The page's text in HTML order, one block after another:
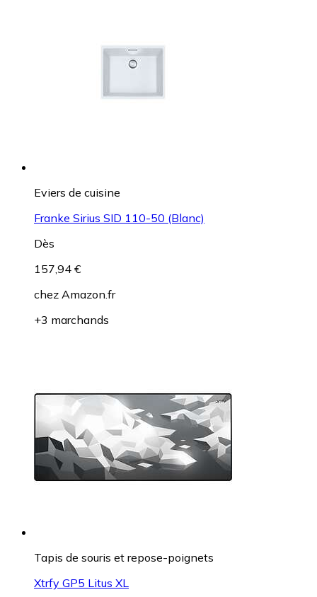
Eviers de cuisine
Franke Sirius SID 110-50 (Blanc)
Dès
157,94 €
chez Amazon.fr
+3 marchands
Tapis de souris et repose-poignets
Xtrfy GP5 Litus XL